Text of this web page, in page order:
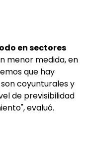
en sectores
menor medida, en
que hay
coyunturales y
de previsibilidad
evaluó.